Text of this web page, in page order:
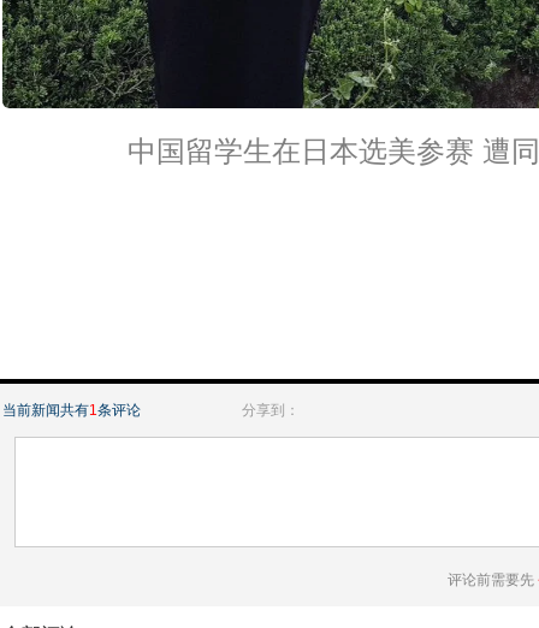
中国留学生在日本选美参赛 遭
当前新闻共有1条评论 分享到：
评论前需要先